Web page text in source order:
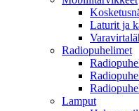
Laturit ja
Radiopuhelimet
Lamput